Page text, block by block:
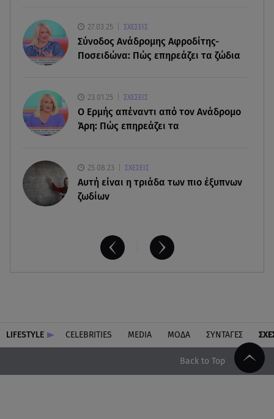
Φωτιά στο Στεφάνι Κορίνθου: Μήνυμα από το 112
- Σηκώθηκαν εναέρια μέσα
07.08.26 , 18:34
Κυκλάδες
27.03.25 ΣΧΕΣΕΙΣ
Σύνοδος Ανάδρομης Αφροδίτης-
Ποσειδώνα: Πώς επηρεάζει τα ζώδια
23.01.25 ΣΧΕΣΕΙΣ
Ο Ερμής απέναντι από τον Ανάδρομο
Άρη: Πώς επηρεάζει τα
25.08.23 ΣΧΕΣΕΙΣ
Aυτή είναι η τριάδα των πιο έξυπνων
ζωδίων
LIFESTYLE CELEBRITIES MEDIA ΜΟΔΑ ΣΥΝΤΑΓΕΣ
Back to Top